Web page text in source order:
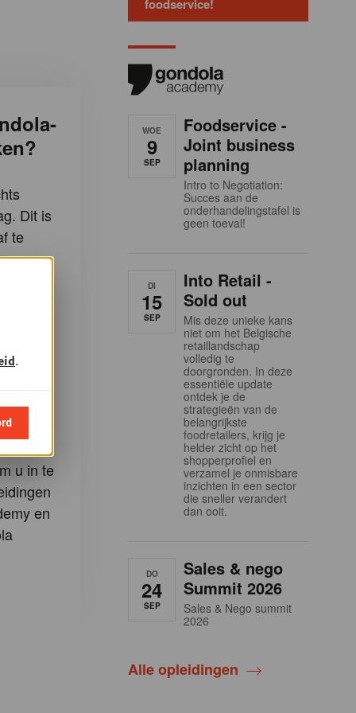
Dit is
te
u in te
en
foodservice!
WOE
9
SEP
Foodservice -
Joint business
planning
Intro to Negotiation:
Succes aan de
onderhandelingstafel is
geen toeval!
DI
15
SEP
Into Retail -
Sold out
Mis deze unieke kans
niet om het Belgische
retaillandschap
volledig te
doorgronden. In deze
essentiële update
ontdek je de
strategieën van de
belangrijkste
foodretailers, krijg je
helder zicht op het
shopperprofiel en
verzamel je onmisbare
inzichten in een sector
die sneller verandert
dan ooit.
DO
24
SEP
Sales & nego
Summit 2026
Sales & Nego summit
2026
Alle opleidingen
.